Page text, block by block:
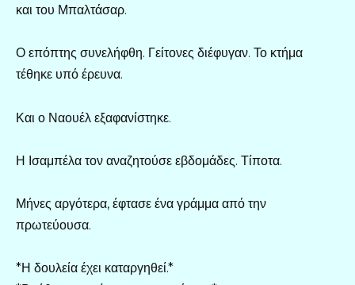
και του Μπαλτάσαρ.
Ο επόπτης συνελήφθη. Γείτονες διέφυγαν. Το κτήμα
τέθηκε υπό έρευνα.
Και ο Ναουέλ εξαφανίστηκε.
Η Ισαμπέλα τον αναζητούσε εβδομάδες. Τίποτα.
Μήνες αργότερα, έφτασε ένα γράμμα από την
πρωτεύουσα.
*Η δουλεία έχει καταργηθεί.*